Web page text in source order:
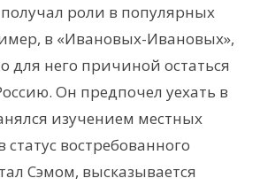
роли в популярных
в «Ивановых-Ивановых»,
для него причиной остаться
Он предпочел уехать в
изучением местных
статус востребованного
Сэмом, высказывается